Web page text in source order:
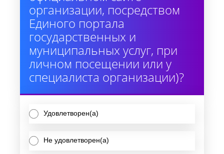
организации, посредством
Единого портала
государственных и
муниципальных услуг, при
личном посещении или у
специалиста организации)?
Удовлетворен(а)
Не удовлетворен(а)